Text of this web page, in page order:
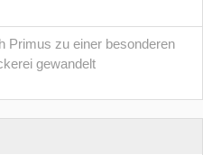
Primus zu einer besonderen
gewandelt